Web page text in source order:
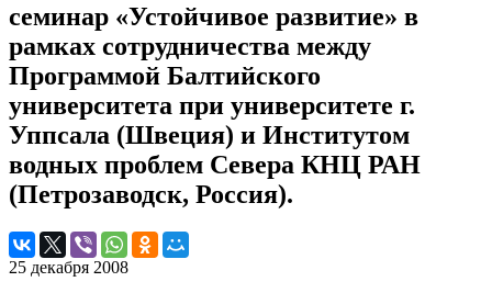
семинар «Устойчивое развитие» в
рамках сотрудничества между
Программой Балтийского
университета при университете г.
Уппсала (Швеция) и Институтом
водных проблем Севера КНЦ РАН
(Петрозаводск, Россия).
25 декабря 2008